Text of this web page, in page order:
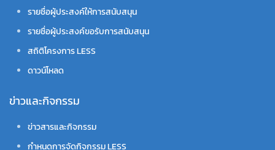
รายชื่อผู้ประสงค์ให้การสนับสนุน
รายชื่อผู้ประสงค์ขอรับการสนับสนุน
สถิติโครงการ LESS
ดาวน์โหลด
ข่าวและกิจกรรม
ข่าวสารและกิจกรรม
กำหนดการจัดกิจกรรม LESS